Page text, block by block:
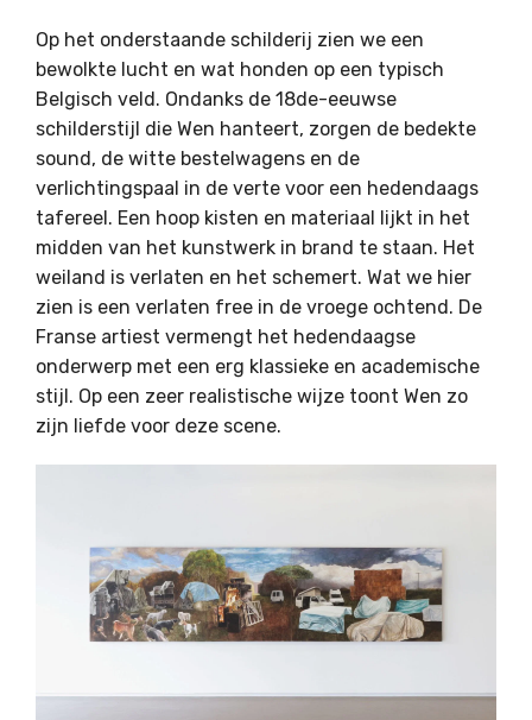
Op het onderstaande schilderij zien we een
bewolkte lucht en wat honden op een typisch
Belgisch veld. Ondanks de 18de-eeuwse
schilderstijl die Wen hanteert, zorgen de bedekte
sound, de witte bestelwagens en de
verlichtingspaal in de verte voor een hedendaags
tafereel. Een hoop kisten en materiaal lijkt in het
midden van het kunstwerk in brand te staan. Het
weiland is verlaten en het schemert. Wat we hier
zien is een verlaten free in de vroege ochtend. De
Franse artiest vermengt het hedendaagse
onderwerp met een erg klassieke en academische
stijl. Op een zeer realistische wijze toont Wen zo
zijn liefde voor deze scene.